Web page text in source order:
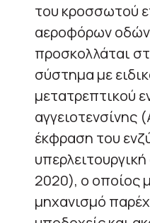
του κροσσωτού
αεροφόρων
προσκολλάται
σύστημα με
μετατρεπτικού
αγγειοτενσίνης
έκφραση του
2020), ο οποίος
μηχανισμό